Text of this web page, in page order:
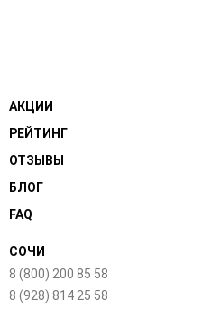
АКЦИИ
РЕЙТИНГ
ОТЗЫВЫ
БЛОГ
FAQ
СОЧИ
8 (800) 200 85 58
8 (928) 814 25 58